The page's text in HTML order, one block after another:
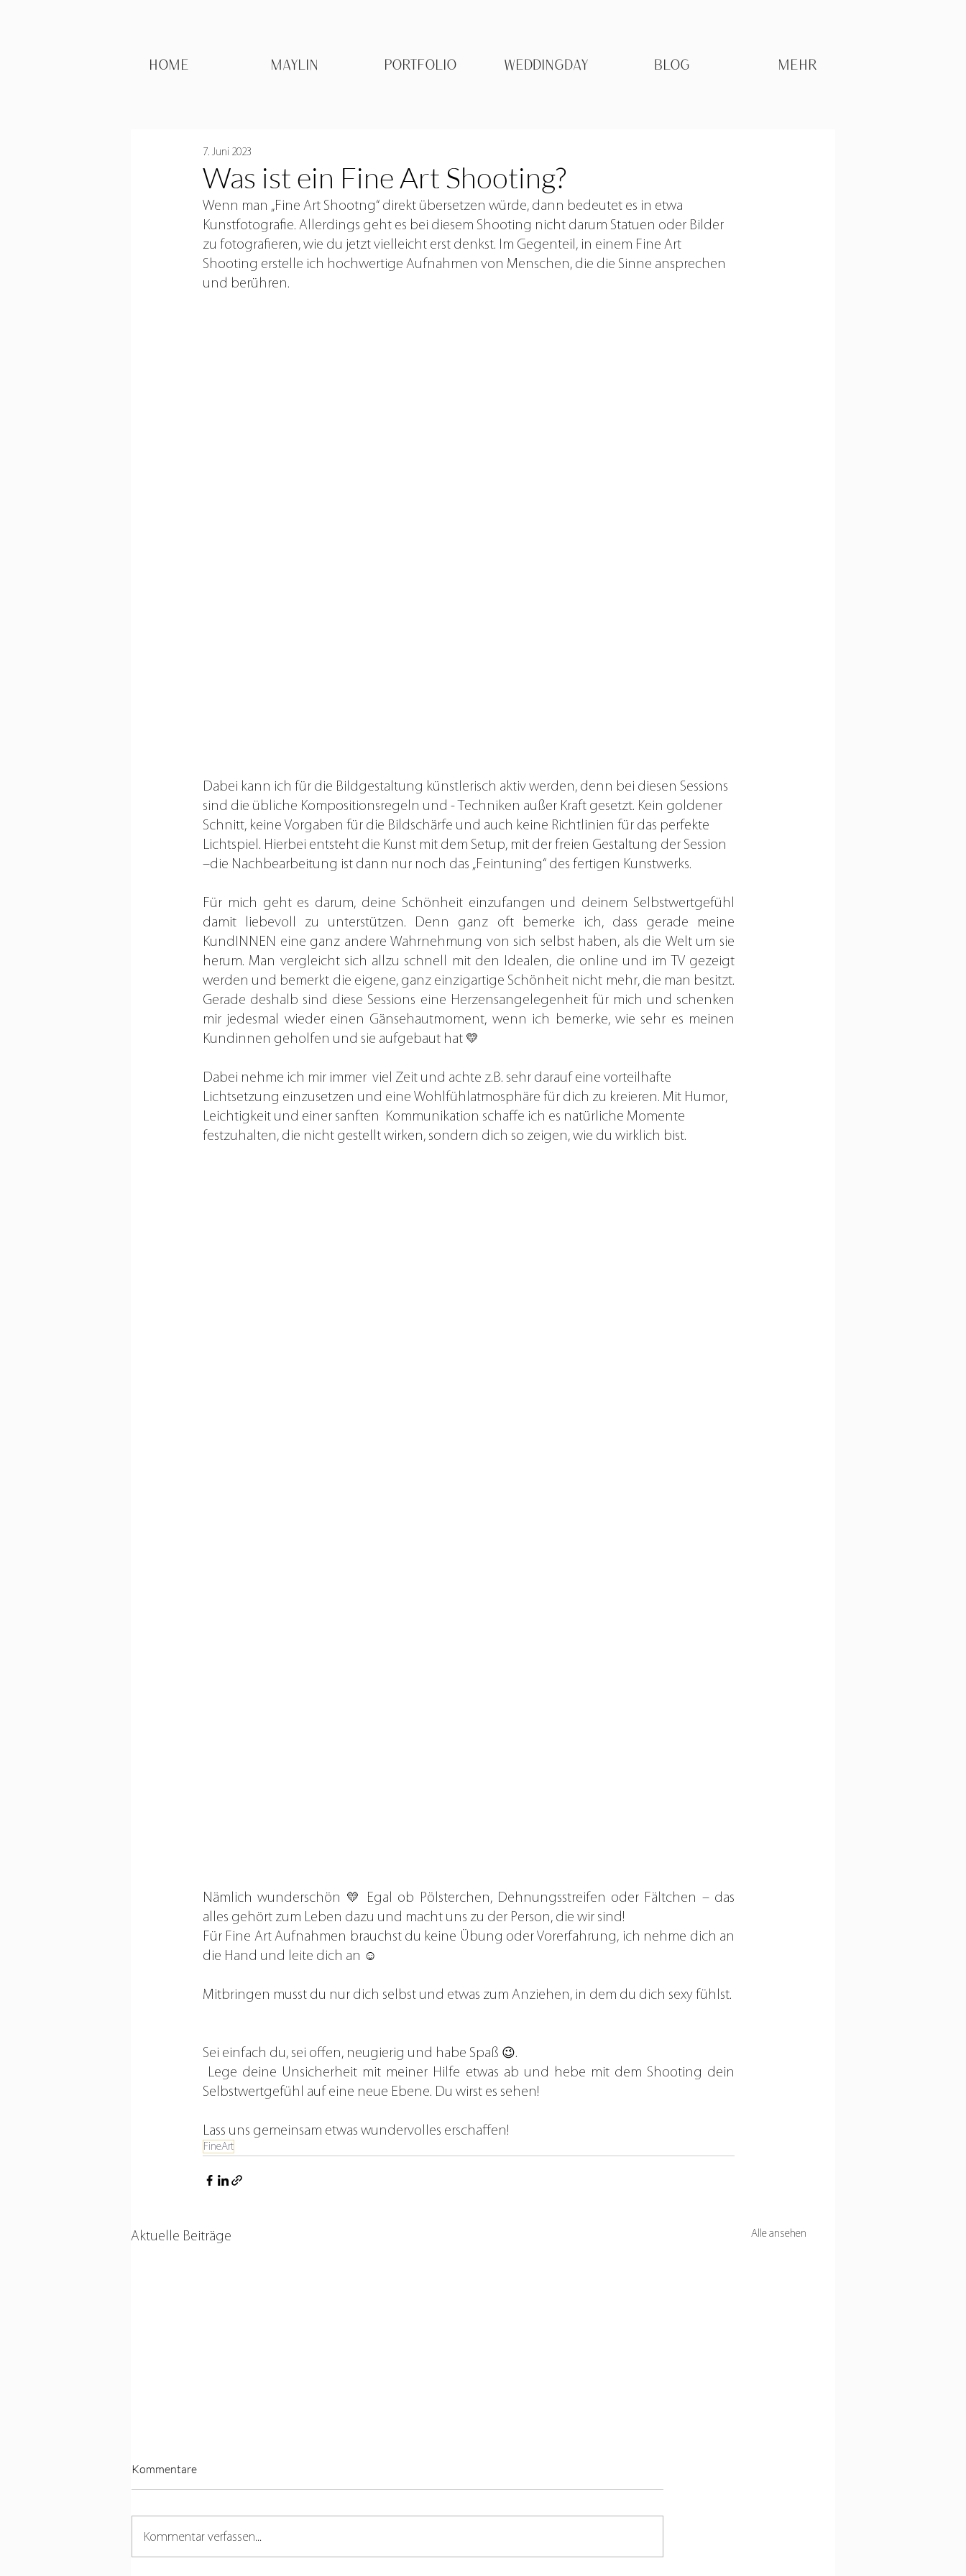
HOME MAYLIN PORTFOLIO WEDDINGDAY BLOG MEHR
Was ist ein Fine Art Shooting?
7. Juni 2023
Wenn man „Fine Art Shootng“ direkt übersetzen würde, dann bedeutet es in etwa
Kunstfotografie. Allerdings geht es bei diesem Shooting nicht darum Statuen oder Bilder
zu fotografieren, wie du jetzt vielleicht erst denkst. Im Gegenteil, in einem Fine Art
Shooting erstelle ich hochwertige Aufnahmen von Menschen, die die Sinne ansprechen
und berühren.
Dabei kann ich für die Bildgestaltung künstlerisch aktiv werden, denn bei diesen Sessions
sind die übliche Kompositionsregeln und - Techniken außer Kraft gesetzt. Kein goldener
Schnitt, keine Vorgaben für die Bildschärfe und auch keine Richtlinien für das perfekte
Lichtspiel. Hierbei entsteht die Kunst mit dem Setup, mit der freien Gestaltung der Session
–die Nachbearbeitung ist dann nur noch das „Feintuning“ des fertigen Kunstwerks.
Für mich geht es darum, deine Schönheit einzufangen und deinem Selbstwertgefühl
damit liebevoll zu unterstützen. Denn ganz oft bemerke ich, dass gerade meine
KundINNEN eine ganz andere Wahrnehmung von sich selbst haben, als die Welt um sie
herum. Man vergleicht sich allzu schnell mit den Idealen, die online und im TV gezeigt
werden und bemerkt die eigene, ganz einzigartige Schönheit nicht mehr, die man besitzt.
Gerade deshalb sind diese Sessions eine Herzensangelegenheit für mich und schenken
mir jedesmal wieder einen Gänsehautmoment, wenn ich bemerke, wie sehr es meinen
Kundinnen geholfen und sie aufgebaut hat 💛
Dabei nehme ich mir immer  viel Zeit und achte z.B. sehr darauf eine vorteilhafte
Lichtsetzung einzusetzen und eine Wohlfühlatmosphäre für dich zu kreieren. Mit Humor,
Leichtigkeit und einer sanften  Kommunikation schaffe ich es natürliche Momente
festzuhalten, die nicht gestellt wirken, sondern dich so zeigen, wie du wirklich bist.
Nämlich wunderschön 💛 Egal ob Pölsterchen, Dehnungsstreifen oder Fältchen – das
alles gehört zum Leben dazu und macht uns zu der Person, die wir sind!
Für Fine Art Aufnahmen brauchst du keine Übung oder Vorerfahrung, ich nehme dich an
die Hand und leite dich an ☺️
Mitbringen musst du nur dich selbst und etwas zum Anziehen, in dem du dich sexy fühlst.
Sei einfach du, sei offen, neugierig und habe Spaß 😉.
Selbstwertgefühl auf eine neue Ebene. Du wirst es sehen!
Lass uns gemeinsam etwas wundervolles erschaffen!
FineArt
Aktuelle Beiträge Alle ansehen
Kommentare
Kommentar verfassen...